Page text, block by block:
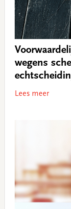
wegens
Lees meer